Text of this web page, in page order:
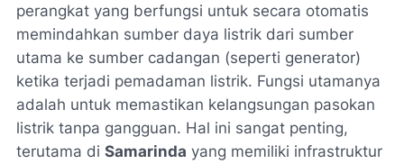
perangkat yang berfungsi untuk secara otomatis
memindahkan sumber daya listrik dari sumber
utama ke sumber cadangan (seperti generator)
ketika terjadi pemadaman listrik. Fungsi utamanya
adalah untuk memastikan kelangsungan pasokan
listrik tanpa gangguan. Hal ini sangat penting,
terutama di Samarinda yang memiliki infrastruktur